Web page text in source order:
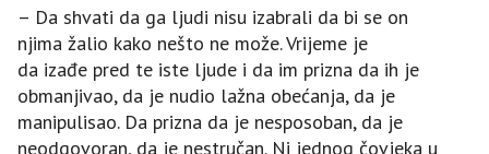
– Da shvati da ga ljudi nisu izabrali da bi se on
njima žalio kako nešto ne može. Vrijeme je
da izađe pred te iste ljude i da im prizna da ih je
obmanjivao, da je nudio lažna obećanja, da je
manipulisao. Da prizna da je nesposoban, da je
neodgovoran, da je nestručan. Ni jednog čovjeka u